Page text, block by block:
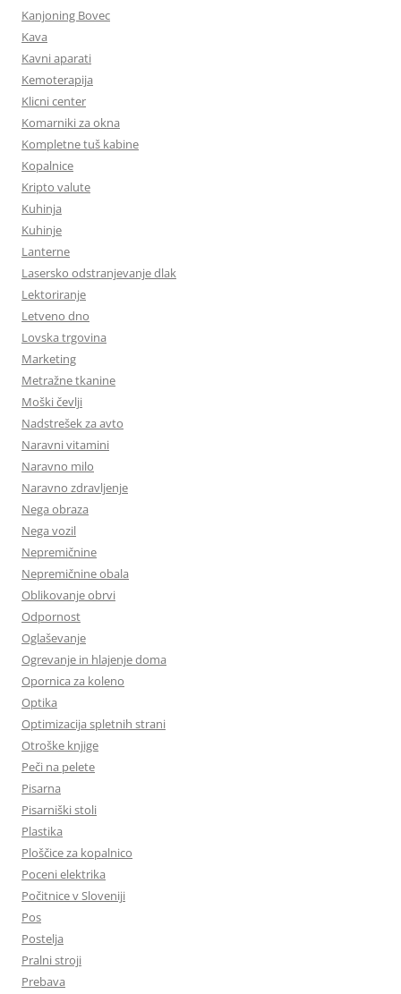
Kanjoning Bovec
Kava
Kavni aparati
Kemoterapija
Klicni center
Komarniki za okna
Kompletne tuš kabine
Kopalnice
Kripto valute
Kuhinja
Kuhinje
Lanterne
Lasersko odstranjevanje dlak
Lektoriranje
Letveno dno
Lovska trgovina
Marketing
Metražne tkanine
Moški čevlji
Nadstrešek za avto
Naravni vitamini
Naravno milo
Naravno zdravljenje
Nega obraza
Nega vozil
Nepremičnine
Nepremičnine obala
Oblikovanje obrvi
Odpornost
Oglaševanje
Ogrevanje in hlajenje doma
Opornica za koleno
Optika
Optimizacija spletnih strani
Otroške knjige
Peči na pelete
Pisarna
Pisarniški stoli
Plastika
Ploščice za kopalnico
Poceni elektrika
Počitnice v Sloveniji
Pos
Postelja
Pralni stroji
Prebava